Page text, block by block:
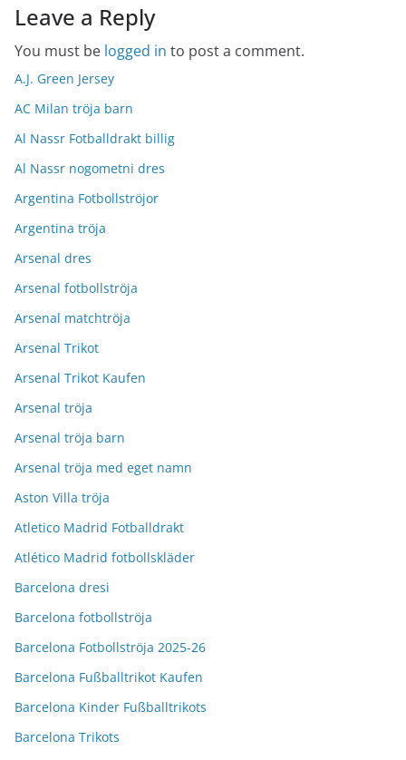
Leave a Reply
You must be logged in to post a comment.
A.J. Green Jersey
AC Milan tröja barn
Al Nassr Fotballdrakt billig
Al Nassr nogometni dres
Argentina Fotbollströjor
Argentina tröja
Arsenal dres
Arsenal fotbollströja
Arsenal matchtröja
Arsenal Trikot
Arsenal Trikot Kaufen
Arsenal tröja
Arsenal tröja barn
Arsenal tröja med eget namn
Aston Villa tröja
Atletico Madrid Fotballdrakt
Atlético Madrid fotbollskläder
Barcelona dresi
Barcelona fotbollströja
Barcelona Fotbollströja 2025-26
Barcelona Fußballtrikot Kaufen
Barcelona Kinder Fußballtrikots
Barcelona Trikots